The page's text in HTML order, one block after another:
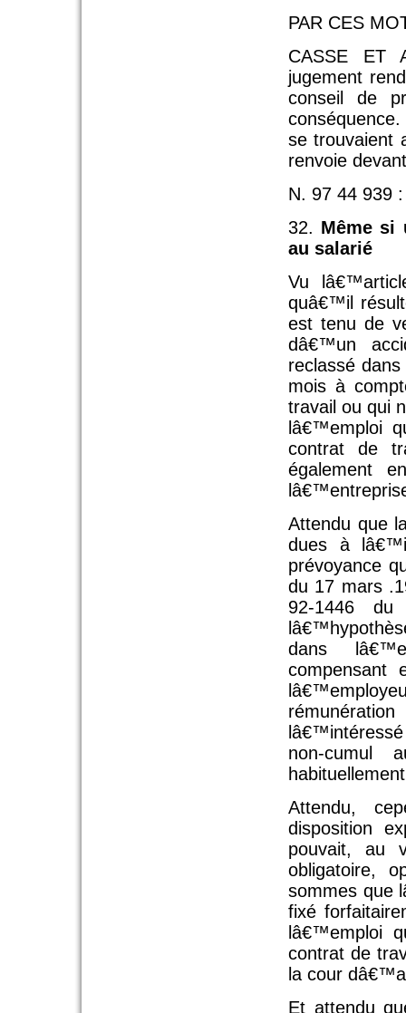
PAR CES
CASSE ET
jugement
conseil de
se trouvaient
renvoie
N. 97 44 939
32. Même si
au salarié
Vu
quâ€™il
est tenu de
dâ€™un
reclassé
mois à
travail ou qui
lâ€™emploi
contrat de
également
Attendu que
dues à
prévoyance
du 17 mars
92-1446
dans
compensant
non-cumul
Attendu,
disposition
pouvait, au
obligatoire,
sommes que
fixé
lâ€™emploi
contrat de
la cour
Et attendu